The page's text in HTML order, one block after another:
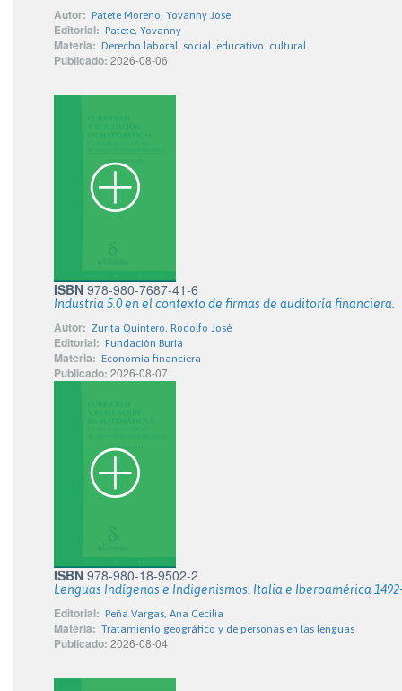
Autor: Patete Moreno, Yovanny Jose
Editorial: Patete, Yovanny
Materia: Derecho laboral. social. educativo. cultural
Publicado: 2026-08-06
ISBN 978-980-7687-41-6
Industria 5.0 en el contexto de firmas de auditoría financiera.
Autor: Zurita Quintero, Rodolfo José
Editorial: Fundación Buría
Materia: Economía financiera
Publicado: 2026-08-07
ISBN 978-980-18-9502-2
Lenguas Indígenas e Indigenismos. Italia e Iberoamérica 1492-
Editorial: Peña Vargas, Ana Cecilia
Materia: Tratamiento geográfico y de personas en las lenguas
Publicado: 2026-08-04